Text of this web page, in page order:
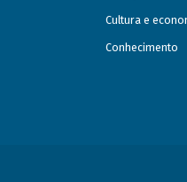
Cultura e
Conhecimento